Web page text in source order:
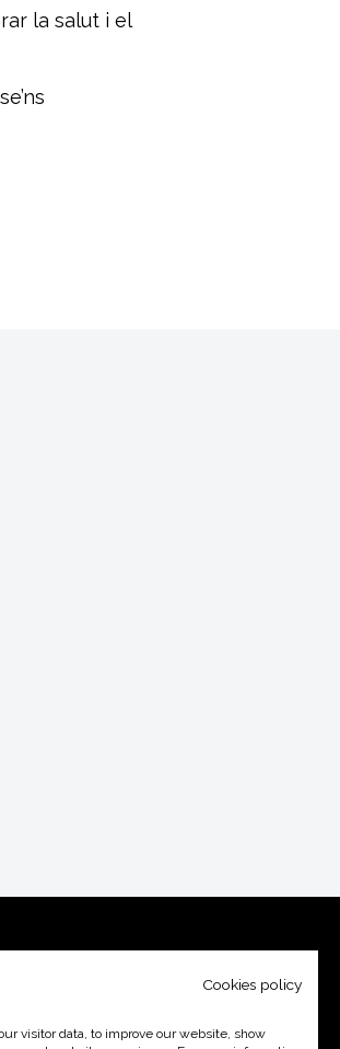
la salut i el
Cookies policy
visitor data, to improve our website, show